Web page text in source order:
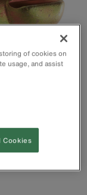
of cookies on
usage, and assist
Cookies